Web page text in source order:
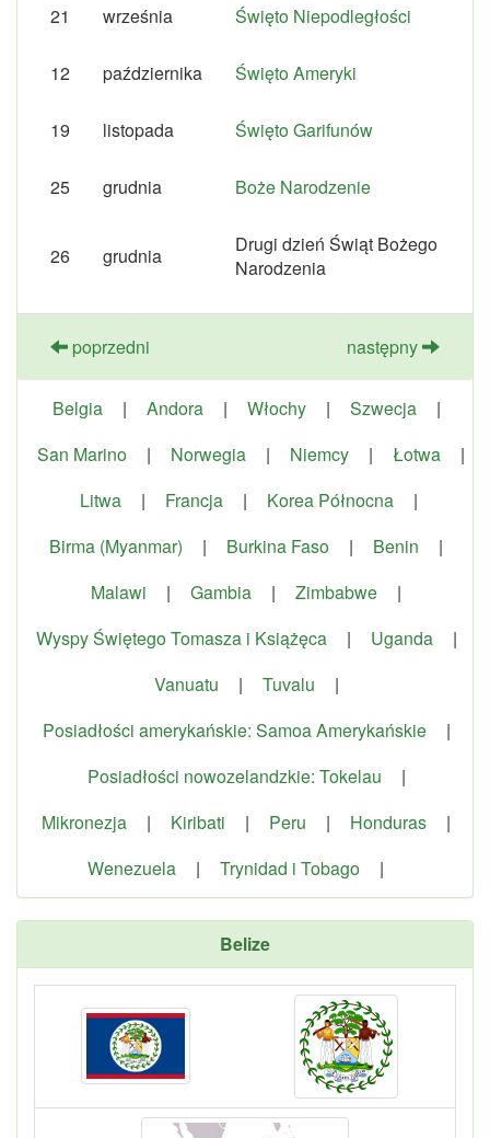
21 września Święto Niepodległości
12 października Święto Ameryki
19 listopada Święto Garifunów
25 grudnia Boże Narodzenie
26 grudnia
Drugi dzień Świąt Bożego
Narodzenia
poprzedni następny
Belgia | Andora | Włochy | Szwecja
|
San Marino
| Norwegia | Niemcy | Łotwa
|
Litwa
| Francja | Korea Północna
|
Birma (Myanmar)
| Burkina Faso | Benin
|
Malawi
| Gambia | Zimbabwe
|
Wyspy Świętego Tomasza i Książęca
| Uganda
|
Vanuatu
| Tuvalu
|
Posiadłości amerykańskie: Samoa Amerykańskie
|
Posiadłości nowozelandzkie: Tokelau
|
Mikronezja
| Kiribati | Peru | Honduras
|
Wenezuela
| Trynidad i Tobago |
Belize